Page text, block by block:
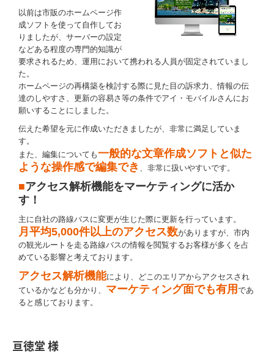
新規に導入をご検討
当社サービスをご利用中
販売店募集 お問い合わせ
業務委託クリエイター募集
以前は市販のホームページ作
成ソフトを使って自作してお
りましたが、サーバーの設定
などある程度の専門的知識が
要求されるため、運用において携われる人員が固定されていまし
た。
ホームページの再構築を検討する際に見た目の訴求力、情報の伝
達のしやすさ、更新の容易さ 等の条件でアイ・モバイルさんにお
願いすることにしました。
伝えた希望を元に作成いただきましたが、非常に満足していま
す。
また、編集についても一般的な文章作成ソフトと似た
ような操作感で編集でき
、非常に扱いやすいです。
■アクセス解析機能をマーケティングに活か
す！
主に自社の路線バスに変更が生じた際に更新を行っています。
月平均5,000件以上のアクセス数がありますが、市内
の観光ルートを走る路線バスの情報を閲覧するお客様が多くを占
めている影響と考えております。
アクセス解析機能により、どこのエリアからアクセスされ
ているかなども分かり、 マーケティング面でも有用 であ
ると感じております。
亘徳堂 様